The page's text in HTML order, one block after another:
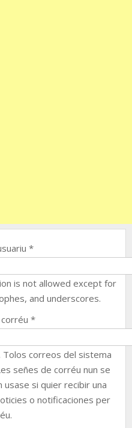
*
is not allowed except for
and underscores.
*
Tolos correos del sistema
señes de corréu nun se
usase si quier recibir una
o notificaciones per